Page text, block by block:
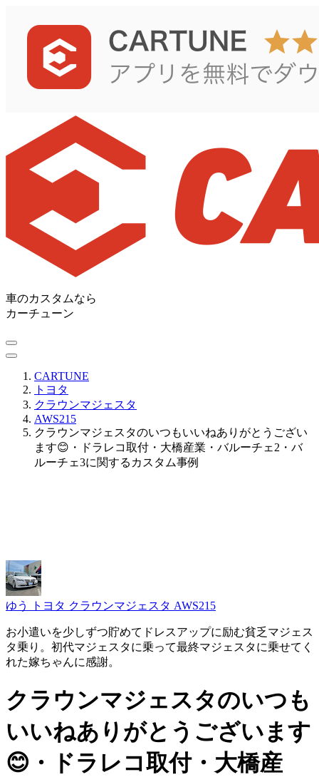
車のカスタムなら
カーチューン
CARTUNE
トヨタ
クラウンマジェスタ
AWS215
クラウンマジェスタのいつもいいねありがとうござい
ます😊・ドラレコ取付・大橋産業・バルーチェ2・バ
ルーチェ3に関するカスタム事例
ゆう トヨタ クラウンマジェスタ AWS215
お小遣いを少しずつ貯めてドレスアップに励む貧乏マジェス
タ乗り。初代マジェスタに乗って最終マジェスタに乗せてく
れた嫁ちゃんに感謝。
クラウンマジェスタのいつも
いいねありがとうございます
😊・ドラレコ取付・大橋産